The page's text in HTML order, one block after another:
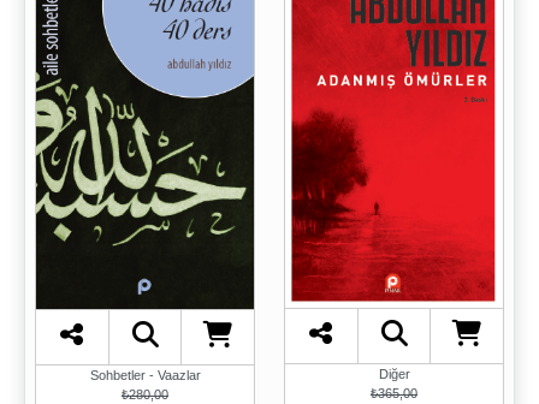
Sohbetler - Vaazlar
₺280,00
Diğer
₺365,00